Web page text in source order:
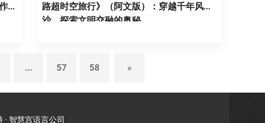
部
路超时空旅行》（阿文版）：穿越千年风
沙，探索文明交融的奥秘
... 57 58 »
· 智慧宫语言公司